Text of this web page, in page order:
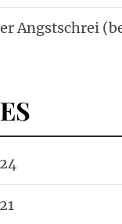
Angstschrei